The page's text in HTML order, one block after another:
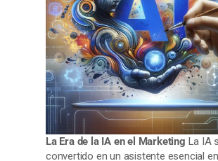
La Era de la IA en el Marketing La IA
convertido en un asistente esencial